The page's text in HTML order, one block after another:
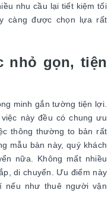
nhu cầu lại tiết kiệm tối
càng được chọn lựa rất
nhỏ gọn, tiện
minh gắn tường tiện lợi.
này đều có chung ưu
thông thường to bản rất
mẫu bàn này, quý khách
nữa. Không mất nhiều
di chuyển. Ưu điểm này
nếu như thuê người vận